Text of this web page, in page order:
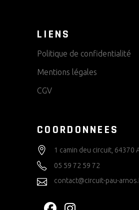
LIENS
Politique de confidentialité
Mentions légales
CGV
COORDONNEES
1 camin deu circuit, 64370
05 59 72 59 72
contact@circuit-pau-